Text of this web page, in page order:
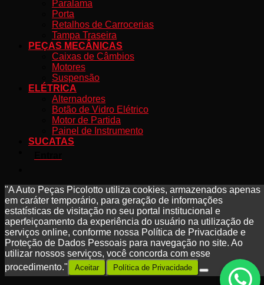
Paralama
Porta
Retalhos de Carrocerias
Tampa Traseira
PEÇAS MECÂNICAS
Caixas de Câmbios
Motores
Suspensão
ELÉTRICA
Alternadores
Botão de Vidro Elétrico
Motor de Partida
Painel de Instrumento
SUCATAS
"A Auto Peças Picolotto utiliza cookies, armazenados apenas
em caráter temporário, para geração de informações
estatísticas de visitação no seu portal institucional e
aperfeiçoamento da experiência do usuário na utilização de
serviços online, conforme nossa Política de Privacidade e
Proteção de Dados Pessoais para navegação no site. Ao
utilizar nossos serviços, você concorda com esse
procedimento."
Aceitar Política de Privacidade